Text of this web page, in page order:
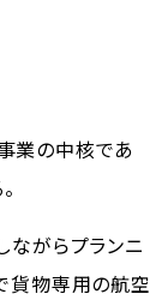
業の中核であ
ながらプランニ
貨物専用の航空